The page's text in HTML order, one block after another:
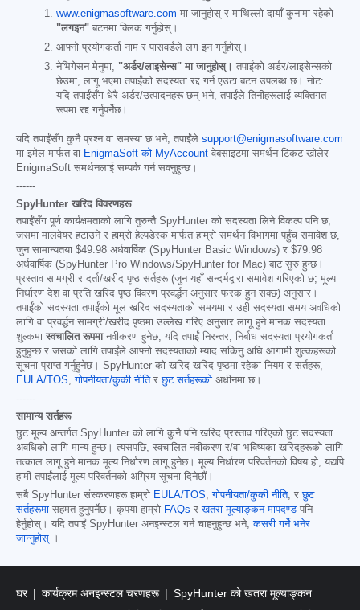
www.enigmasoftware.com मा जानुहोस् र माथिल्लो दायाँ कुनामा रहेको
"लगइन" बटनमा क्लिक गर्नुहोस्।
आफ्नो प्रयोगकर्ता नाम र पासवर्डले लग इन गर्नुहोस्।
नेभिगेसन मेनुमा, "अर्डर/लाइसेन्स" मा जानुहोस्। तपाईंको अर्डर/लाइसेन्सको
छेउमा, लागू भएमा तपाईंको सदस्यता रद्द गर्न एउटा बटन उपलब्ध छ। नोट:
यदि तपाईंसँग धेरै अर्डर/उत्पादनहरू छन् भने, तपाईंले तिनीहरूलाई व्यक्तिगत
रूपमा रद्द गर्नुपर्नेछ।
यदि तपाईंसँग कुनै प्रश्न वा समस्या छ भने, तपाईंले support@enigmasoftware.com
मा इमेल मार्फत वा EnigmaSoft को MyAccount वेबसाइटमा समर्थन टिकट खोलेर
EnigmaSoft समर्थनलाई सम्पर्क गर्न सक्नुहुन्छ।
------
SpyHunter खरिद विवरणहरू
तपाईंसँग पूर्ण कार्यक्षमताको लागि तुरुन्तै SpyHunter को सदस्यता लिने विकल्प पनि छ,
जसमा मालवेयर हटाउने र हाम्रो हेल्पडेस्क मार्फत हाम्रो समर्थन विभागमा पहुँच समावेश छ,
जुन सामान्यतया $49.98 अर्धवार्षिक (SpyHunter Basic Windows) र $79.98
अर्धवार्षिक (SpyHunter Pro Windows/SpyHunter for Mac) बाट सुरु हुन्छ।
प्रस्ताव सामग्री र दर्ता/खरीद पृष्ठ सर्तहरू (जुन यहाँ सन्दर्भद्वारा समावेश गरिएको छ; मूल्य
निर्धारण देश वा प्रति खरिद पृष्ठ विवरण प्रवर्द्धन अनुसार फरक हुन सक्छ) अनुसार।
तपाईंको सदस्यता तपाईंको मूल खरिद सदस्यताको समयमा र उही सदस्यता समय अवधिको
लागि वा प्रवर्द्धन सामग्री/खरीद पृष्ठमा उल्लेख गरिए अनुसार लागू हुने मानक सदस्यता
शुल्कमा स्वचालित रूपमानवीकरण हुनेछ, यदि तपाईं निरन्तर, निर्बाध सदस्यता प्रयोगकर्ता
हुनुहुन्छ र जसको लागि तपाईंले आफ्नो सदस्यताको म्याद सकिनु अघि आगामी शुल्कहरूको
सूचना प्राप्त गर्नुहुनेछ। SpyHunter को खरिद खरिद पृष्ठमा रहेका नियम र सर्तहरू,
EULA/TOS,गोपनीयता/कुकी नीतिरछुट सर्तहरूको अधीनमा छ।
------
सामान्य सर्तहरू
छुट मूल्य अन्तर्गत SpyHunter को लागि कुनै पनि खरिद प्रस्ताव गरिएको छुट सदस्यता
अवधिको लागि मान्य हुन्छ। त्यसपछि, स्वचालित नवीकरण र/वा भविष्यका खरिदहरूको लागि
तत्काल लागू हुने मानक मूल्य निर्धारण लागू हुनेछ। मूल्य निर्धारण परिवर्तनको विषय हो, यद्यपि
हामी तपाईंलाई मूल्य परिवर्तनको अग्रिम सूचना दिनेछौं।
सबै SpyHunter संस्करणहरू हाम्रो EULA/TOS,गोपनीयता/कुकी नीति, रछुट
सर्तहरूमा सहमत हुनुपर्नेछ। कृपया हाम्रो FAQs रखतरा मूल्याङ्कन मापदण्ड पनि
हेर्नुहोस्। यदि तपाईं SpyHunter अनइन्स्टल गर्न चाहनुहुन्छ भने,कसरी गर्ने भनेर
जान्नुहोस् ।
घर कार्यक्रम अनइन्स्टल चरणहरू
SpyHunter को खतरा मूल्याङ्कन